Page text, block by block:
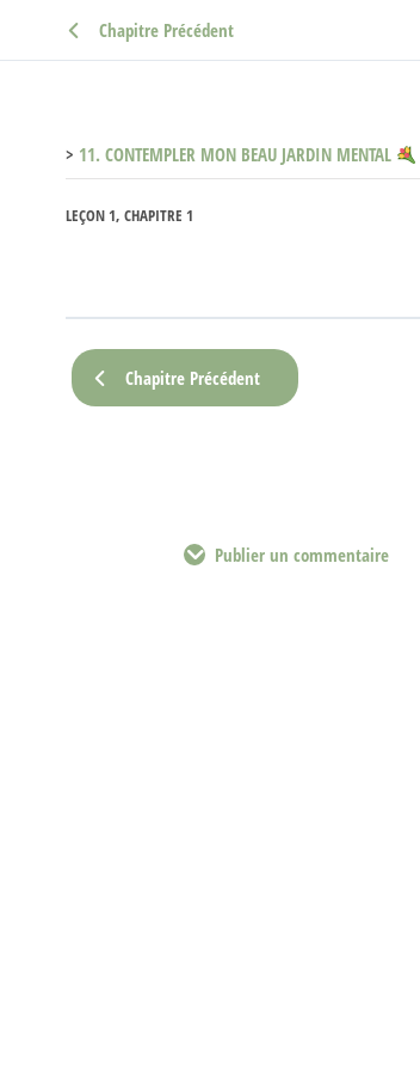
Chapitre Précédent
11. CONTEMPLER MON BEAU JARDIN MENTAL
LEÇON 1, CHAPITRE 1
Chapitre Précédent
Publier un commentaire